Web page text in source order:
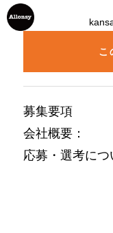
こ
募集要項
会社概要：
応募・選考につ